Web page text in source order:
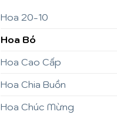
Hoa 20-10
Hoa Bó
Hoa Cao Cấp
Hoa Chia Buồn
Hoa Chúc Mừng